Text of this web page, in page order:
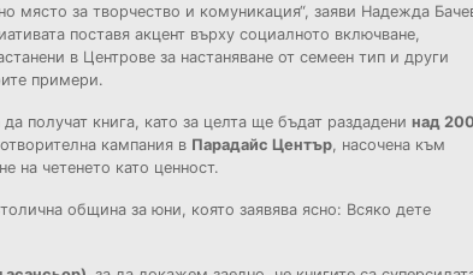
място за творчество и комуникация“, заяви Надежда
поставя акцент върху социалното включване,
в Центрове за настаняване от семеен тип и други
примери.
получат книга, като за целта ще бъдат раздадени над
кампания в Парадайс Център , насочена към
на четенето като ценност.
община за юни, която заявява ясно: Всяко дете